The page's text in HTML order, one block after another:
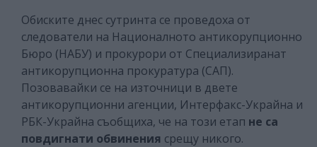
Обиските днес сутринта се проведоха от
следователи на Националното антикорупционно
Бюро (НАБУ) и прокурори от Специализиранат
антикорупционна прокуратура (САП).
Позовавайки се на източници в двете
антикорупционни агенции, Интерфакс-Украйна и
РБК-Украйна съобщиха, че на този етап не са
повдигнати обвинения срещу никого.